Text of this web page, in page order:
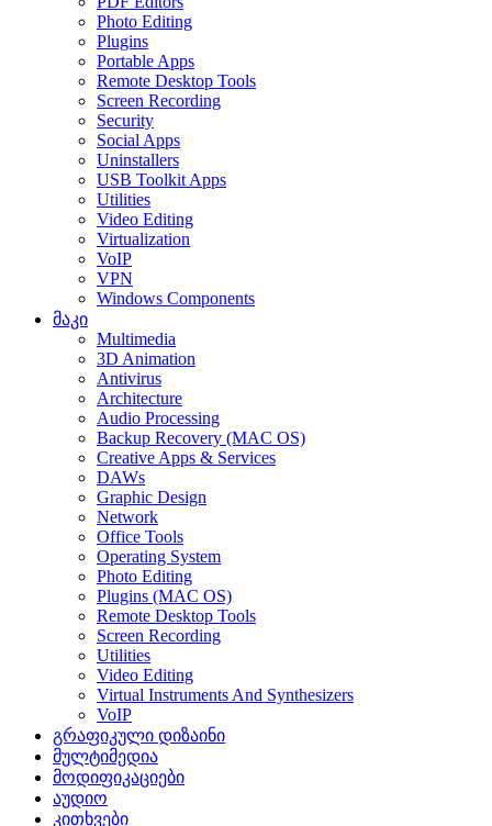
Photo Editing
Plugins
Portable Apps
Remote Desktop Tools
Screen Recording
Security
Social Apps
Uninstallers
USB Toolkit Apps
Utilities
Video Editing
Virtualization
VoIP
VPN
Windows Components
მაკი
Multimedia
3D Animation
Antivirus
Architecture
Audio Processing
Backup Recovery (MAC OS)
Creative Apps & Services
DAWs
Graphic Design
Network
Office Tools
Operating System
Photo Editing
Plugins (MAC OS)
Remote Desktop Tools
Screen Recording
Utilities
Video Editing
Virtual Instruments And Synthesizers
VoIP
გრაფიკული დიზაინი
მულტიმედია
მოდიფიკაციები
აუდიო
კითხვები